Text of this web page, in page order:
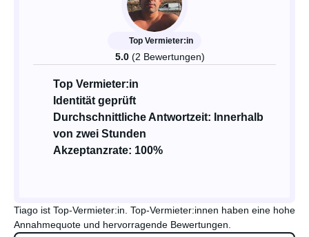
Top Vermieter:in
5.0 (2 Bewertungen)
Top Vermieter:in
Identität geprüft
Durchschnittliche Antwortzeit: Innerhalb
von zwei Stunden
Akzeptanzrate: 100%
Tiago ist Top-Vermieter:in. Top-Vermieter:innen haben eine hohe
Annahmequote und hervorragende Bewertungen.